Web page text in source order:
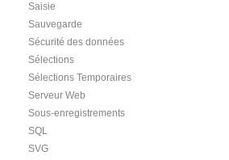
Saisie
Sauvegarde
Sécurité des données
Sélections
Sélections Temporaires
Serveur Web
Sous-enregistrements
SQL
SVG